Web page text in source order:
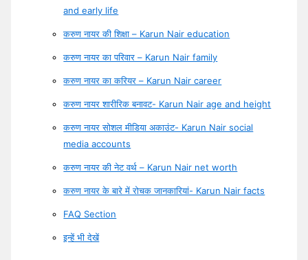
and early life
करुण नायर की शिक्षा – Karun Nair education
करुण नायर का परिवार – Karun Nair family
करुण नायर का करियर – Karun Nair career
करुण नायर शारीरिक बनावट- Karun Nair age and height
करुण नायर सोशल मीडिया अकाउंट- Karun Nair social
media accounts
करुण नायर की नेट वर्थ – Karun Nair net worth
करुण नायर के बारे में रोचक जानकारियां- Karun Nair facts
FAQ Section
इन्हें भी देखें